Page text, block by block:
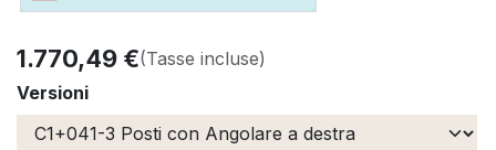
1.770,49 €(Tasse incluse)
Versioni